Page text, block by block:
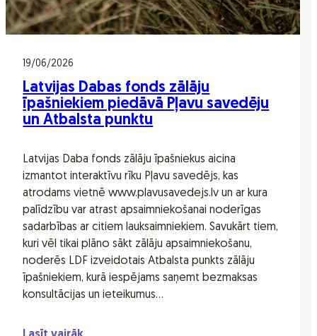
19/06/2026
Latvijas Dabas fonds zālāju
īpašniekiem piedāvā Pļavu savedēju
un Atbalsta punktu
Latvijas Daba fonds zālāju īpašniekus aicina
izmantot interaktīvu rīku Pļavu savedējs, kas
atrodams vietnē www.plavusavedejs.lv un ar kura
palīdzību var atrast apsaimniekošanai noderīgas
sadarbības ar citiem lauksaimniekiem. Savukārt tiem,
kuri vēl tikai plāno sākt zālāju apsaimniekošanu,
noderēs LDF izveidotais Atbalsta punkts zālāju
īpašniekiem, kurā iespējams saņemt bezmaksas
konsultācijas un ieteikumus…